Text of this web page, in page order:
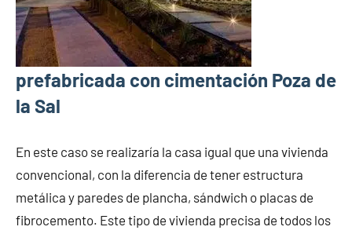
prefabricada con cimentación Poza de
la Sal
En este caso se realizaría la casa igual que una vivienda
convencional, con la diferencia de tener estructura
metálica y paredes de plancha, sándwich o placas de
fibrocemento. Este tipo de vivienda precisa de todos los